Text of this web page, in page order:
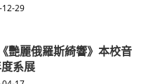
29
艷麗俄羅斯綺響》本校音
系展